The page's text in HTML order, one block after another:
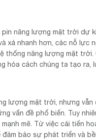
năng lượng mặt trời dự
xả nhanh hơn, các nỗ lực
thống năng lượng mặt
hóa cách chúng ta tạo ra,
lượng mặt trời, nhưng
vấn đề phổ biến. Tuy
mẽ. Từ việc cải tiến
bảo sự phát triển và